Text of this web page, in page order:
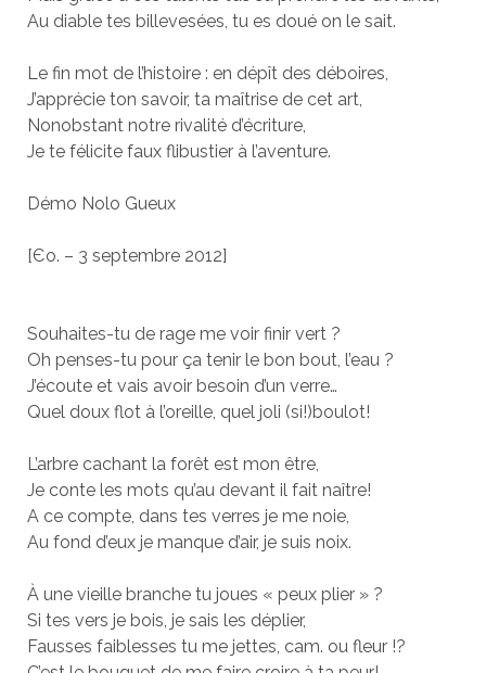
Au diable tes billevesées, tu es doué on le sait.
Le fin mot de l’histoire : en dépît des déboires,
J’apprécie ton savoir, ta maîtrise de cet art,
Nonobstant notre rivalité d’écriture,
Je te félicite faux flibustier à l’aventure.
Démo Nolo Gueux
[Єo. – 3 septembre 2012]
Souhaites-tu de rage me voir finir vert ?
Oh penses-tu pour ça tenir le bon bout, l’eau ?
J’écoute et vais avoir besoin d’un verre…
Quel doux flot à l’oreille, quel joli (si!)boulot!
L’arbre cachant la forêt est mon être,
Je conte les mots qu’au devant il fait naître!
A ce compte, dans tes verres je me noie,
Au fond d’eux je manque d’air, je suis noix.
À une vieille branche tu joues « peux plier » ?
Si tes vers je bois, je sais les déplier,
Fausses faiblesses tu me jettes, cam. ou fleur !?